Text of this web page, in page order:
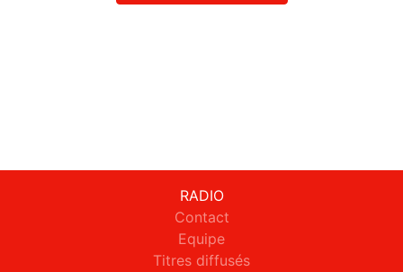
RADIO
Contact
Equipe
Titres diffusés